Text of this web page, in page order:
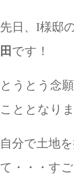
先日、I様邸
田 です！
とうとう念
こととなりま
自分で土地
て・・・す